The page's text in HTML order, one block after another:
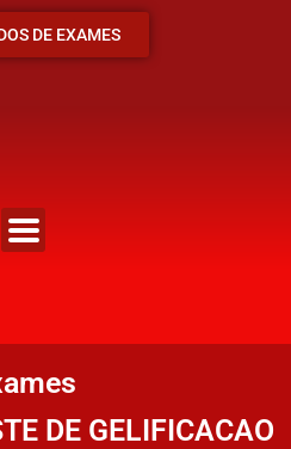
DE EXAMES
DE GELIFICACAO